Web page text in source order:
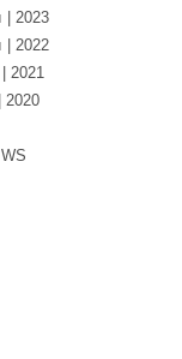
| 2023
| 2022
2021
2020